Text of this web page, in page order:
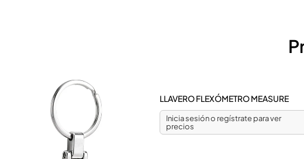
LLAVERO FLEXÓMETRO MEASURE
Inicia sesión o regístrate para ver
precios